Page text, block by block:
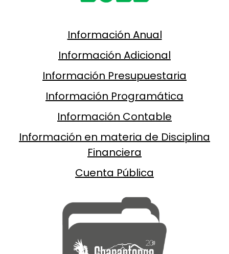
Información Anual
Información Adicional
Información Presupuestaria
Información Programática
Información Contable
Información en materia de Disciplina
Financiera
Cuenta Pública